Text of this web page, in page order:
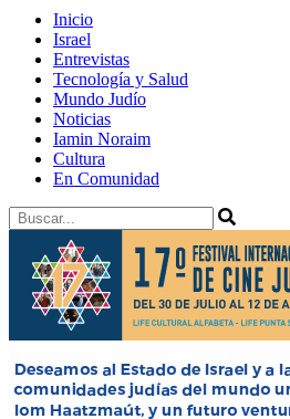
Inicio
Israel
Entrevistas
Tecnología y Salud
Mundo Judío
Noticias
Iamin Noraim
Cultura
En Comunidad